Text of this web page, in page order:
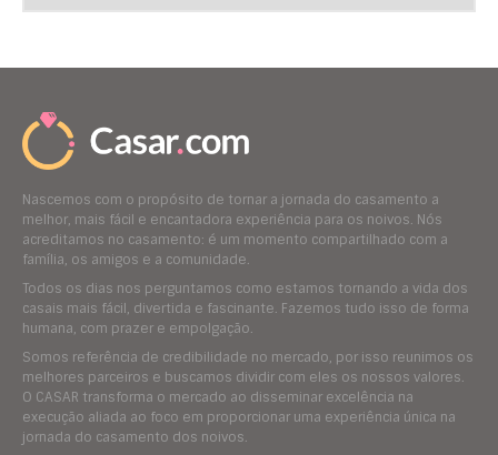
Nascemos com o propósito de tornar a jornada do casamento a
melhor, mais fácil e encantadora experiência para os noivos. Nós
acreditamos no casamento: é um momento compartilhado com a
família, os amigos e a comunidade.
Todos os dias nos perguntamos como estamos tornando a vida dos
casais mais fácil, divertida e fascinante. Fazemos tudo isso de forma
humana, com prazer e empolgação.
Somos referência de credibilidade no mercado, por isso reunimos os
melhores parceiros e buscamos dividir com eles os nossos valores.
O CASAR transforma o mercado ao disseminar excelência na
execução aliada ao foco em proporcionar uma experiência única na
jornada do casamento dos noivos.